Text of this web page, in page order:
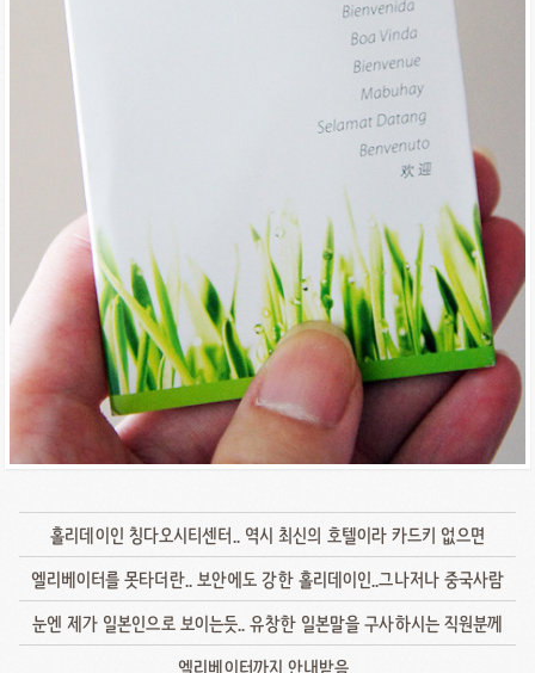
홀리데이인 칭다오시티센터.. 역시 최신의 호텔이라 카드키 없으면
엘리베이터를 못타더란.. 보안에도 강한 홀리데이인..그나저나 중국사람
눈엔 제가 일본인으로 보이는듯.. 유창한 일본말을 구사하시는 직원분께
엘리베이터까지 안내받음..